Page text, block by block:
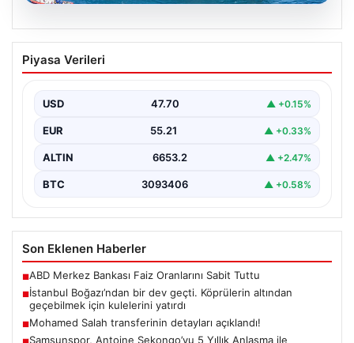
06.08.2026
İstanbul Boğazı’ndan bir dev geçti.
Köprülerin altından geçebilmek için
Piyasa Verileri
USD 47.70 ▲ +0.15%
EUR 55.21 ▲ +0.33%
ALTIN 6653.2 ▲ +2.47%
BTC 3093406 ▲ +0.58%
Son Eklenen Haberler
■ABD Merkez Bankası Faiz Oranlarını Sabit Tuttu
■İstanbul Boğazı’ndan bir dev geçti. Köprülerin altından
geçebilmek için kulelerini yatırdı
■Mohamed Salah transferinin detayları açıklandı!
Samsunspor, Antoine Sekongo’yu 5 Yıllık Anlaşma ile